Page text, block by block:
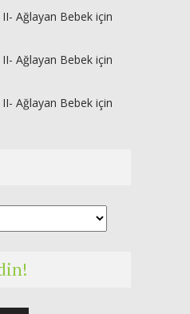
II- Ağlayan Bebek için
II- Ağlayan Bebek için
II- Ağlayan Bebek için